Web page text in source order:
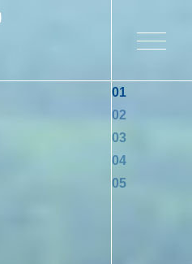
01
02
03
04
05